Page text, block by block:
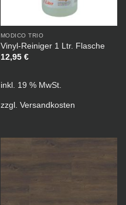
MODICO TRIO
Vinyl-Reiniger 1 Ltr. Flasche
12,95 €
inkl. 19 % MwSt.
zzgl. Versandkosten